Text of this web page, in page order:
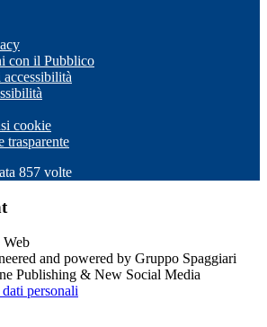
con il Pubblico
cookie
trasparente
857 volte
and powered by Gruppo Spaggiari
Publishing & New Social Media
personali